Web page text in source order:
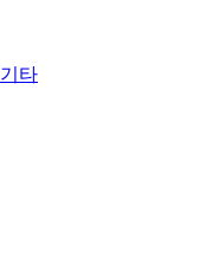
기타